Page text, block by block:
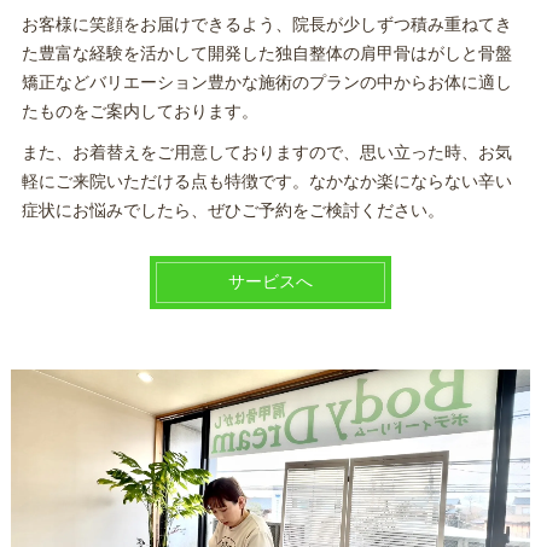
お客様に笑顔をお届けできるよう、院長が少しずつ積み重ねてき
た豊富な経験を活かして開発した独自整体の肩甲骨はがしと骨盤
矯正などバリエーション豊かな施術のプランの中からお体に適し
たものをご案内しております。
また、お着替えをご用意しておりますので、思い立った時、お気
軽にご来院いただける点も特徴です。なかなか楽にならない辛い
症状にお悩みでしたら、ぜひご予約をご検討ください。
サービスへ